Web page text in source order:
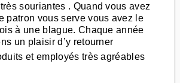
souriantes . Quand vous avez
patron vous serve vous avez le
à une blague. Chaque année
un plaisir d’y retourner
et employés très agréables